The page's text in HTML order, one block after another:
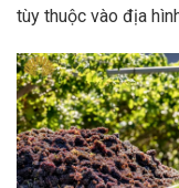
tùy thuộc vào địa